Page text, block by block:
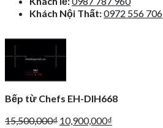
Khách Nội Thất:0972 556 706
Bếp từ Chefs EH-DIH668
15,500,000₫ Giá
10,900,000₫